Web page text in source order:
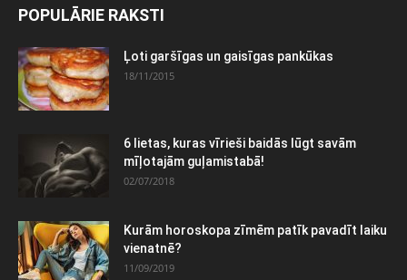
POPULĀRIE RAKSTI
Ļoti garšīgas un gaisīgas pankūkas
18/11/2015
6 lietas, kuras vīrieši baidās lūgt savām
mīļotajām guļamistabā!
02/07/2018
Kurām horoskopa zīmēm patīk pavadīt laiku
vienatnē?
11/09/2019